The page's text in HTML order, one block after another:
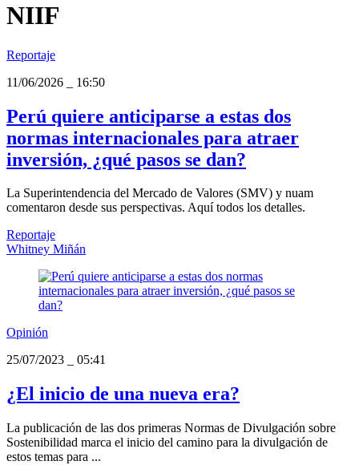
NIIF
Reportaje
11/06/2026
16:50
Perú quiere anticiparse a estas dos
normas internacionales para atraer
inversión, ¿qué pasos se dan?
La Superintendencia del Mercado de Valores (SMV) y nuam
comentaron desde sus perspectivas. Aquí todos los detalles.
Reportaje
Whitney Miñán
Opinión
25/07/2023
05:41
¿El inicio de una nueva era?
La publicación de las dos primeras Normas de Divulgación sobre
Sostenibilidad marca el inicio del camino para la divulgación de
estos temas para ...